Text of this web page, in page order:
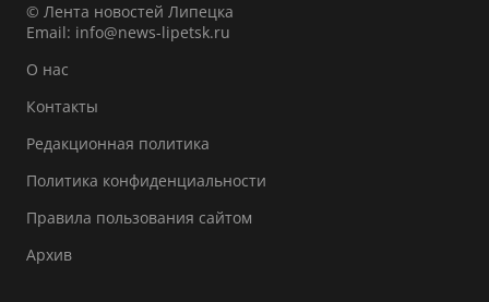
© Лента новостей Липецка
Email: info@news-lipetsk.ru
О нас
Контакты
Редакционная политика
Политика конфиденциальности
Правила пользования сайтом
Архив